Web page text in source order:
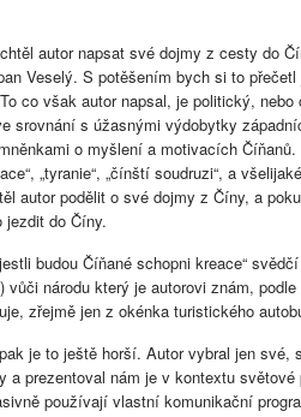
autor napsat své dojmy z cesty do
Veselý. S potěšením bych si to
co však autor napsal, je politický, nebo
srovnání s úžasnými výdobytky
o myšlení a motivacích
„tyranie“, „čínští soudruzi“, a všelijaké
autor podělit o své dojmy z Číny, a
jezdit do Číny.
budou Číňané schopni kreace“
národu který je autorovi znám,
zřejmě jen z okénka turistického
je to ještě horší. Autor vybral jen své,
a prezentoval nám je v kontextu světové
používají vlastní komunikační